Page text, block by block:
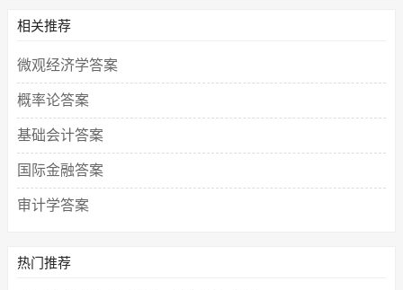
相关推荐
微观经济学答案
概率论答案
基础会计答案
国际金融答案
审计学答案
热门推荐